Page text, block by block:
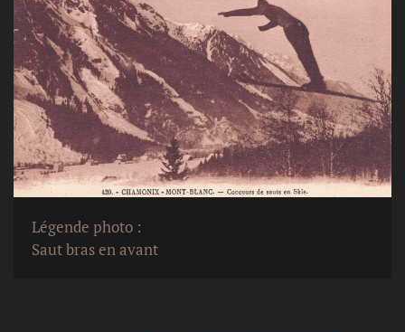
Légende photo :
Saut bras en avant